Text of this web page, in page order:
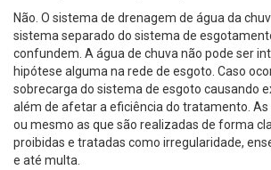
Não. O sistema de drenagem de água da
sistema separado do sistema de
confundem. A água de chuva não pode ser
hipótese alguma na rede de esgoto. Caso
sobrecarga do sistema de esgoto causando
além de afetar a eficiência do tratamento.
ou mesmo as que são realizadas de forma
proibidas e tratadas como irregularidade,
e até multa.